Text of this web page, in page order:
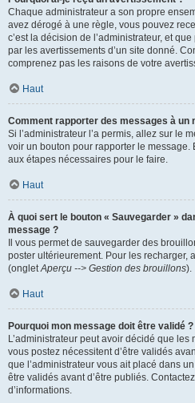
Chaque administrateur a son propre
avez dérogé à une règle, vous pouvez
c’est la décision de l’administrateur, et
par les avertissements d’un site donné.
comprenez pas les raisons de votre
Haut
Comment rapporter des messages à un
Si l’administrateur l’a permis, allez sur le
voir un bouton pour rapporter le
aux étapes nécessaires pour le faire.
Haut
À quoi sert le bouton « Sauvegarder »
message ?
Il vous permet de sauvegarder des
poster ultérieurement. Pour les recharger,
(ongletAperçu --> Gestion des brouillons).
Haut
Pourquoi mon message doit être validé ?
L’administrateur peut avoir décidé que les
vous postez nécessitent d’être validés
que l’administrateur vous ait placé dans
être validés avant d’être publiés.
d’informations.